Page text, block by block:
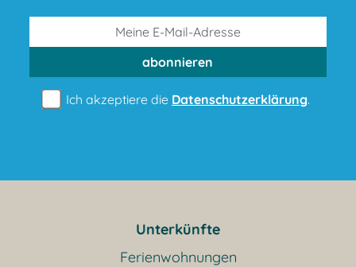
abonnieren
Ich akzeptiere die Datenschutzerklärung.
Unterkünfte
Ferienwohnungen